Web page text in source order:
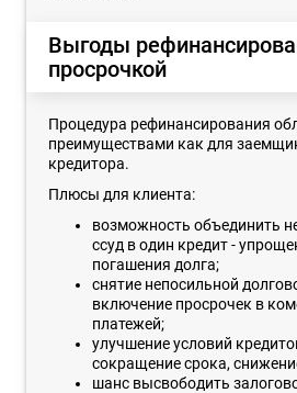
Выгоды
просрочкой
Процедура рефинансирования
преимуществами как для
кредитора.
Плюсы для клиента:
возможность объединить
ссуд в один кредит -
погашения долга;
снятие непосильной
включение просрочек в
платежей;
улучшение условий
сокращение срока,
шанс высвободить